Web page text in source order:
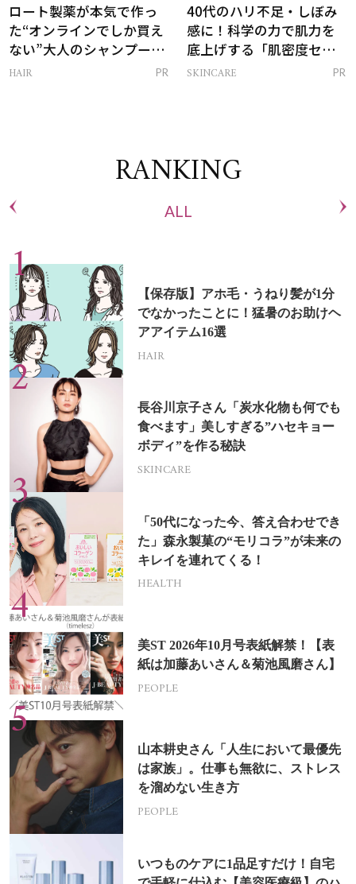
ロート製薬が本気で作っ
た“オンラインでしか買え
ない”大人のシャンプー＆
トリートメントって？
HAIR PR
40代のハリ不足・しぼみ
感に！科学の力で肌力を
底上げする「肌密度セラ
ム」
SKINCARE PR
RANKING
ALL
【保存版】アホ毛・うねり髪が1分
でなかったことに！猛暑のお助けヘ
アアイテム16選
HAIR
長谷川京子さん「炭水化物も何でも
食べます」美しすぎる”ハセキョー
ボディ”を作る秘訣
SKINCARE
「50代になった今、答え合わせでき
た」森永製菓の“モリコラ”が未来の
キレイを連れてくる！
HEALTH
美ST 2026年10月号表紙解禁！【表
紙は加藤あいさん＆菊池風磨さん】
PEOPLE
山本耕史さん「人生において最優先
は家族」。仕事も無欲に、ストレス
を溜めない生き方
PEOPLE
いつものケアに1品足すだけ！自宅